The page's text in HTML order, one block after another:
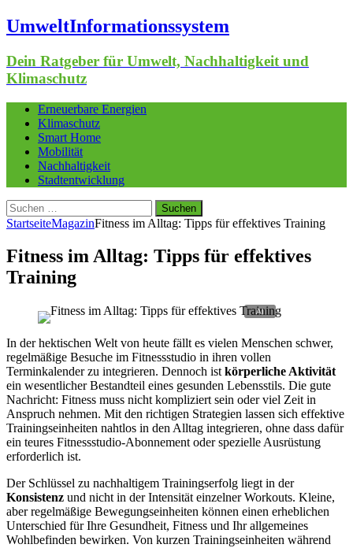
UmweltInformationssystem
Dein Ratgeber für Umwelt, Nachhaltigkeit und
Klimaschutz
Erneuerbare Energien
Klimaschutz
Smart Home
Mobilität
Nachhaltigkeit
Stadtentwicklung
Suchen
nach:
StartseiteMagazinFitness im Alltag: Tipps für effektives Training
Fitness im Alltag: Tipps für effektives
Training
In der hektischen Welt von heute fällt es vielen Menschen schwer,
regelmäßige Besuche im Fitnessstudio in ihren vollen
Terminkalender zu integrieren. Dennoch ist körperliche Aktivität
ein wesentlicher Bestandteil eines gesunden Lebensstils. Die gute
Nachricht: Fitness muss nicht kompliziert sein oder viel Zeit in
Anspruch nehmen. Mit den richtigen Strategien lassen sich effektive
Trainingseinheiten nahtlos in den Alltag integrieren, ohne dass dafür
ein teures Fitnessstudio-Abonnement oder spezielle Ausrüstung
erforderlich ist.
Der Schlüssel zu nachhaltigem Trainingserfolg liegt in der
Konsistenz und nicht in der Intensität einzelner Workouts. Kleine,
aber regelmäßige Bewegungseinheiten können einen erheblichen
Unterschied für Ihre Gesundheit, Fitness und Ihr allgemeines
Wohlbefinden bewirken. Von kurzen Trainingseinheiten während